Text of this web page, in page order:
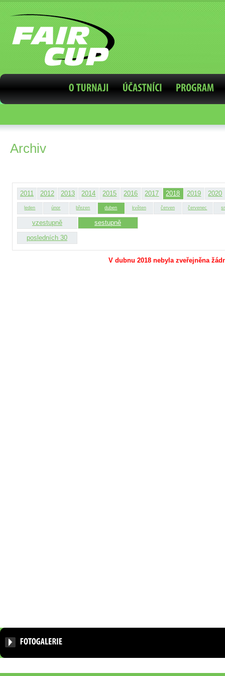
Archiv
2011 2012 2013 2014 2015 2016 2017 2018 2019 2020
leden únor březen duben květen červen červenec
vzestupně
sestupně
posledních 30
V dubnu 2018 nebyla zveřejněna